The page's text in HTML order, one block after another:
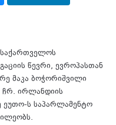
წევრი, ევროპასთან
მაკა ბოჭორიშვილი
ჩრ. ირლანდიის
ეუთო-ს საპარლამენტო